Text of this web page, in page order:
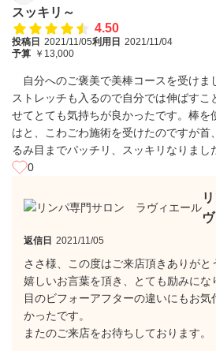
スッキリ～
4.50
投稿日 2021/11/05利用日 2021/11/04
予算 ￥13,000
自分へのご褒美で美棒コースを受けま
ストレッチも入るので自分では伸ばすこ
せてとても気持ちが良かったです。棒を
はと、こわごわ施術を受けたのですが首
るみ目までパッチリ、スッキリなりまし
0
返信日 2021/11/05
ささ様、この度はご来店頂きありがと
嬉しいお言葉を頂き、とても励みにな
目のビフォーアフターの違いにもお気
かったです。
またのご来店をお待ちしております。